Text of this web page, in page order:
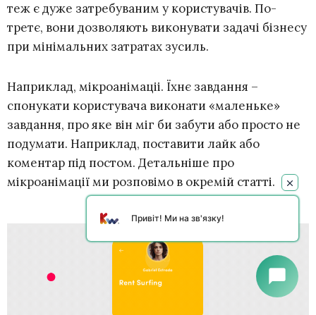
теж є дуже затребуваним у користувачів. По-
третє, вони дозволяють виконувати задачі бізнесу
при мінімальних затратах зусиль.
Наприклад, мікроанімаціі. Їхнє завдання –
спонукати користувача виконати «маленьке»
завдання, про яке він міг би забути або просто не
подумати. Наприклад, поставити лайк або
коментар під постом. Детальніше про
мікроанімації ми розповімо в окремій статті.
Привіт! Ми на зв'язку!
chat_bubble